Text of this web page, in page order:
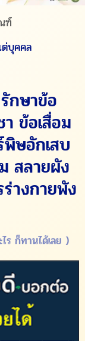
ฑ์
บุคคล
กษาข้อ
ข้อเสื่อม
ษอักเสบ
สลายผัง
างกายพัง
ร ก็ทานได้เลย )